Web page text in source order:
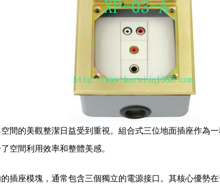
間的美觀整潔日益受到重視。組合式三位地面插座作為
空間利用效率和整體美感。
插座模塊，通常包含三個獨立的電源接口。其核心優勢